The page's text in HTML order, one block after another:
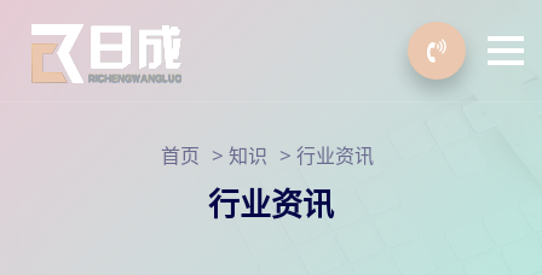
首页 > 知识 > 行业资讯
行业资讯